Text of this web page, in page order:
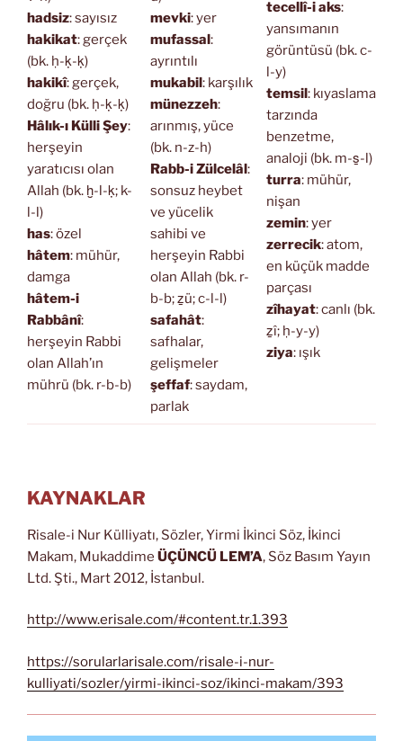
hadsiz: sayısız
hakikat: gerçek
(bk. ḥ-ḳ-ḳ)
hakikî: gerçek,
doğru (bk. ḥ-ḳ-ḳ)
Hâlık-ı Külli Şey:
herşeyin
yaratıcısı olan
Allah (bk. ḫ-l-ḳ; k-
l-l)
has: özel
hâtem: mühür,
damga
hâtem-i
Rabbânî:
herşeyin Rabbi
olan Allah’ın
mührü (bk. r-b-b)
mevki: yer
mufassal:
ayrıntılı
mukabil: karşılık
münezzeh:
arınmış, yüce
(bk. n-z-h)
Rabb-i Zülcelâl:
sonsuz heybet
ve yücelik
sahibi ve
herşeyin Rabbi
olan Allah (bk. r-
b-b; ẕü; c-l-l)
safahât:
safhalar,
gelişmeler
şeffaf: saydam,
parlak
tecellî-i aks:
yansımanın
görüntüsü (bk. c-
l-y)
temsil: kıyaslama
tarzında
benzetme,
analoji (bk. m-s̱-l)
turra: mühür,
nişan
zemin: yer
zerrecik: atom,
en küçük madde
parçası
zîhayat: canlı (bk.
ẕî; ḥ-y-y)
ziya: ışık
KAYNAKLAR
Risale-i Nur Külliyatı, Sözler, Yirmi İkinci Söz, İkinci
Makam, Mukaddime ÜÇÜNCÜ LEM’A, Söz Basım Yayın
Ltd. Şti., Mart 2012, İstanbul.
http://www.erisale.com/#content.tr.1.393
https://sorularlarisale.com/risale-i-nur-
kulliyati/sozler/yirmi-ikinci-soz/ikinci-makam/393